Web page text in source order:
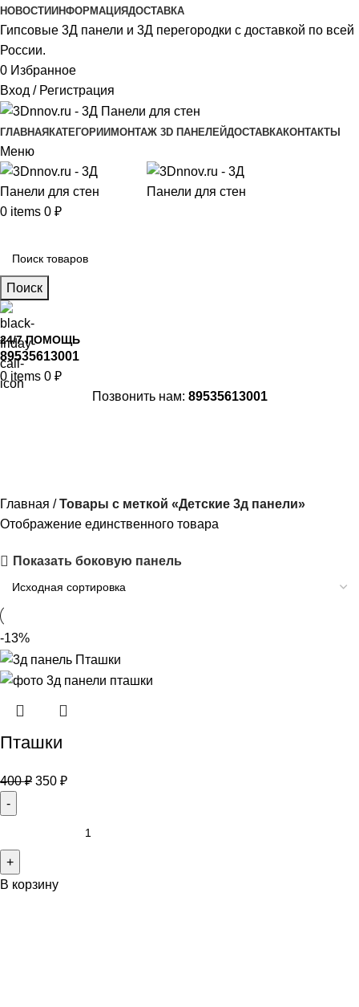
НОВОСТИ ИНФОРМАЦИЯДОСТАВКА
Гипсовые 3Д панели и 3Д перегородки с доставкой по всей
России.
0 Избранное
Вход / Регистрация
ГЛАВНАЯ КАТЕГОРИИ МОНТАЖ 3D ПАНЕЛЕЙДОСТАВКАКОНТАКТЫ
Меню
0 items 0 ₽
Поиск
24/7 ПОМОЩЬ
89535613001
0 items 0 ₽
Позвонить нам: 89535613001
Главная
Товары с меткой «Детские 3д панели»
Отображение единственного товара
Показать боковую панель
-13%
Пташки
400₽ 350 ₽
В корзину